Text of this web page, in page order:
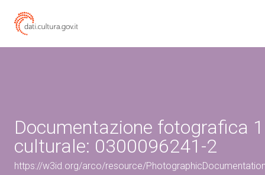
Documentazione fotografica
culturale: 0300096241-2
https://w3id.org/arco/resource/